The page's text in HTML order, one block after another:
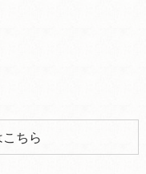
ちら